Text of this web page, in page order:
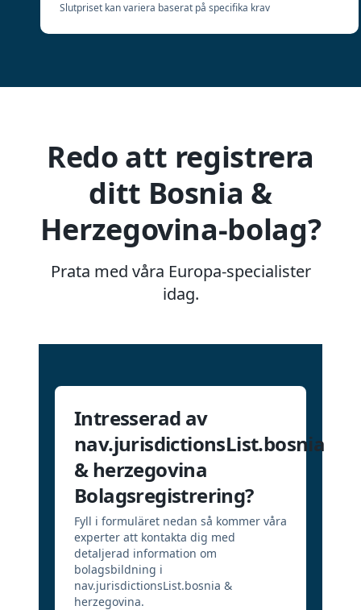
Slutpriset kan variera baserat på specifika krav
Redo att registrera
ditt Bosnia &
Herzegovina-bolag?
Prata med våra Europa-specialister
idag.
Intresserad av
nav.jurisdictionsList.bosnia
& herzegovina
Bolagsregistrering?
Fyll i formuläret nedan så kommer våra
experter att kontakta dig med
detaljerad information om
bolagsbildning i
nav.jurisdictionsList.bosnia &
herzegovina.